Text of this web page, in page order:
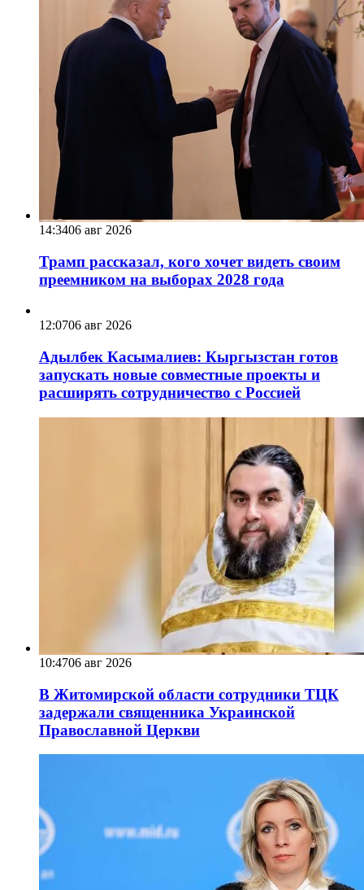
14:3406 авг 2026
Трамп рассказал, кого хочет видеть своим
преемником на выборах 2028 года
12:0706 авг 2026
Адылбек Касымалиев: Кыргызстан готов
запускать новые совместные проекты и
расширять сотрудничество с Россией
10:4706 авг 2026
В Житомирской области сотрудники ТЦК
задержали священника Украинской
Православной Церкви